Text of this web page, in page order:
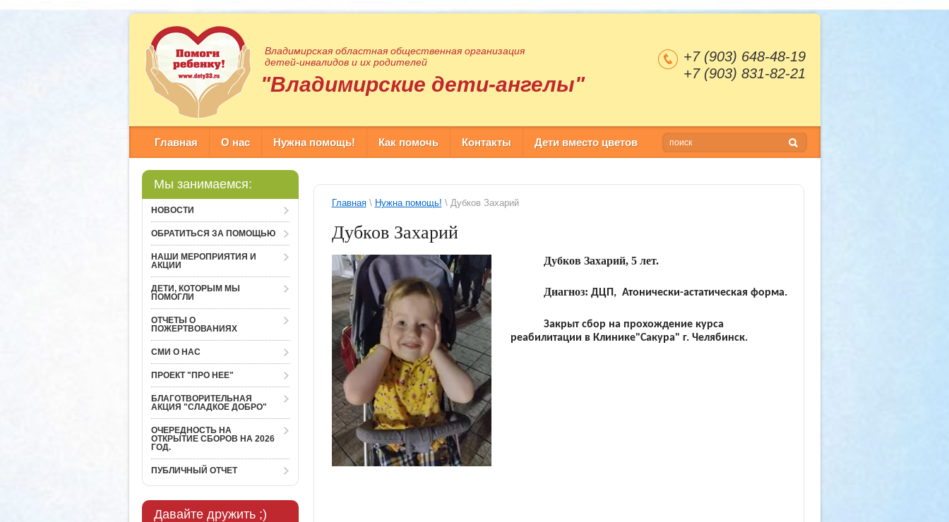
Владимирская областная общественная организация
детей-инвалидов и их родителей
"Владимирские дети-ангелы"
+7 (903) 648-48-19
+7 (903) 831-82-21
Главная О нас Нужна помощь! Как помочь Контакты Дети вместо цветов
Мы занимаемся:
НОВОСТИ
ОБРАТИТЬСЯ ЗА ПОМОЩЬЮ
НАШИ МЕРОПРИЯТИЯ И
АКЦИИ
ДЕТИ, КОТОРЫМ МЫ
ПОМОГЛИ
ОТЧЕТЫ О
ПОЖЕРТВОВАНИЯХ
СМИ О НАС
ПРОЕКТ "ПРО НЕЕ"
БЛАГОТВОРИТЕЛЬНАЯ
АКЦИЯ "СЛАДКОЕ ДОБРО"
ОЧЕРЕДНОСТЬ НА
ОТКРЫТИЕ СБОРОВ НА 2026
ГОД.
ПУБЛИЧНЫЙ ОТЧЕТ
Давайте дружить ;)
Главная\ Нужна помощь! \ Дубков Захарий
Дубков Захарий
Дубков Захарий, 5 лет.
Диагноз: ДЦП, Атонически-астатическая форма.
Закрыт сбор на прохождение курса
реабилитации в Клинике"Сакура" г. Челябинск.